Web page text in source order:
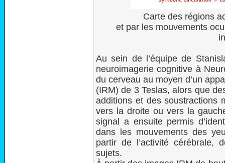
Carte des régions
et par les mouvements
Au sein de l’équipe de
neuroimagerie cognitive à
du cerveau au moyen d’un
(IRM) de 3 Teslas, alors que
additions et des soustractions
vers la droite ou vers la
signal a ensuite permis
dans les mouvements des
partir de l’activité cérébrale,
sujets.